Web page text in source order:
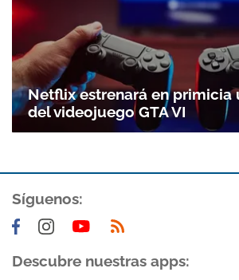
Netflix estrenará en primicia
del videojuego GTA VI
Síguenos:
Descubre nuestras apps: